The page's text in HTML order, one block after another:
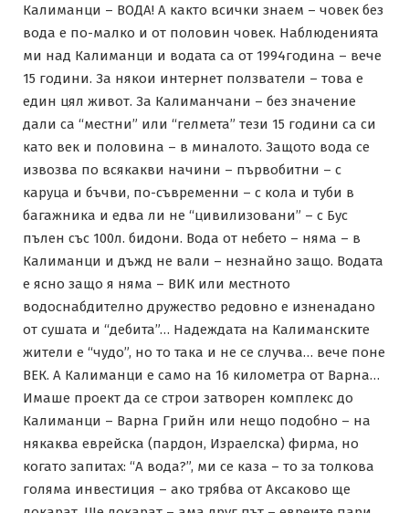
Калиманци – ВОДА! А както всички знаем – човек без
вода е по-малко и от половин човек. Наблюденията
ми над Калиманци и водата са от 1994година – вече
15 години. За някои интернет ползватели – това е
един цял живот. За Калиманчани – без значение
дали са “местни” или “гелмета” тези 15 години са си
като век и половина – в миналото. Защото вода се
извозва по всякакви начини – първобитни – с
каруца и бъчви, по-съвременни – с кола и туби в
багажника и едва ли не “цивилизовани” – с Бус
пълен със 100л. бидони. Вода от небето – няма – в
Калиманци и дъжд не вали – незнайно защо. Водата
е ясно защо я няма – ВИК или местното
водоснабдително дружество редовно е изненадано
от сушата и “дебита”… Надеждата на Калиманските
жители е “чудо”, но то така и не се случва… вече поне
ВЕК. А Калиманци е само на 16 километра от Варна…
Имаше проект да се строи затворен комплекс до
Калиманци – Варна Грийн или нещо подобно – на
някаква еврейска (пардон, Израелска) фирма, но
когато запитах: “А вода?”, ми се каза – то за толкова
голяма инвестиция – ако трябва от Аксаково ще